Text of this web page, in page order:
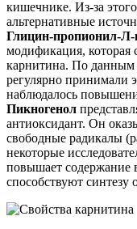
кишечнике. Из-за
альтернативные
Глицин-пропионил-
модификация, которая
карнитина. По данным
регулярно принимали
наблюдалось
Пикногенол
антиоксидант. Он
свободные радикалы
некоторые
повышает содержание
способствуют синтезу